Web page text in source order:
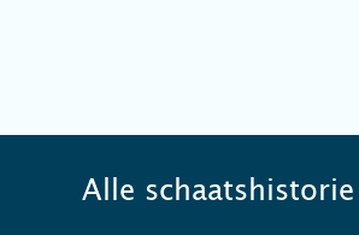
Alle